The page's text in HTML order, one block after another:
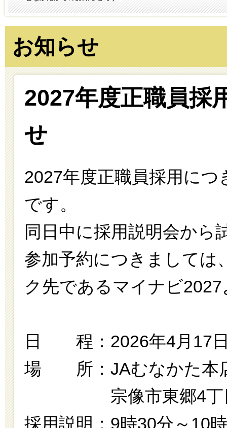
お知らせ
2027年度正職員採
せ
2027年度正職員採用に
です。
同日中に採用説明会から
参加予約につきましては
ク先であるマイナビ
日 程：2026年4月17
場 所：JAむなかた本
宗像市東郷4丁
採用説明：9時30分～10